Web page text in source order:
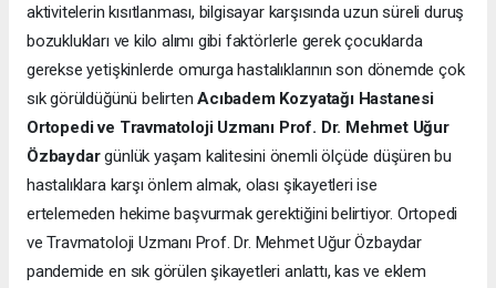
aktivitelerin kısıtlanması, bilgisayar karşısında uzun süreli duruş
bozuklukları ve kilo alımı gibi faktörlerle gerek çocuklarda
gerekse yetişkinlerde omurga hastalıklarının son dönemde çok
sık görüldüğünü belirtenAcıbadem Kozyatağı Hastanesi
Ortopedi ve Travmatoloji Uzmanı Prof. Dr. Mehmet Uğur
Özbaydargünlük yaşam kalitesini önemli ölçüde düşüren bu
hastalıklara karşı önlem almak, olası şikayetleri ise
ertelemeden hekime başvurmak gerektiğini belirtiyor. Ortopedi
ve Travmatoloji Uzmanı Prof. Dr. Mehmet Uğur Özbaydar
pandemide en sık görülen şikayetleri anlattı, kas ve eklem